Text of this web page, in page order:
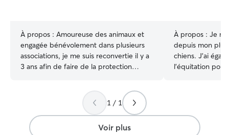
À propos : Amoureuse des animaux et
engagée bénévolement dans plusieurs
associations, je me suis reconvertie il y a
3 ans afin de faire de la protection
consacrer pour la garde de vos animaux,
j'ai à cœur de vous proposer une
expérience en toute confiance. Faisant
À propos : Je
depuis mon
chiens. J'ai
l'équitation pour
assez rythmés
du temps pour
1 / 1
Voir plus